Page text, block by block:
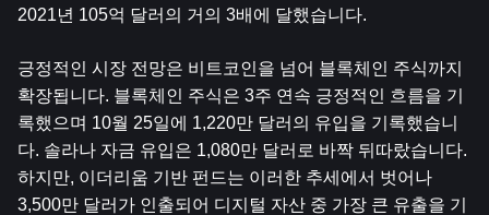
2021년 105억 달러의 거의 3배에 달했습니다.
긍정적인 시장 전망은 비트코인을 넘어 블록체인 주식까지
확장됩니다. 블록체인 주식은 3주 연속 긍정적인 흐름을 기
록했으며 10월 25일에 1,220만 달러의 유입을 기록했습니
다. 솔라나 자금 유입은 1,080만 달러로 바짝 뒤따랐습니다.
하지만, 이더리움 기반 펀드는 이러한 추세에서 벗어나
3,500만 달러가 인출되어 디지털 자산 중 가장 큰 유출을 기